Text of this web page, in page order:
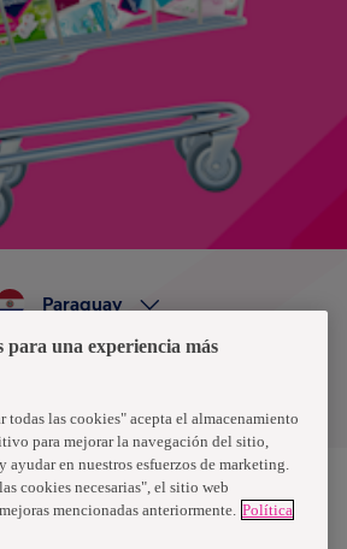
privacidad de datos
Paraguay
Essity - una compañía global líder en
mil millones de personas, en todo el
para una experiencia más
todas las cookies" acepta el almacenamiento
para mejorar la navegación del sitio,
en nuestros esfuerzos de marketing.
cookies necesarias", el sitio web
mencionadas anteriormente. Política